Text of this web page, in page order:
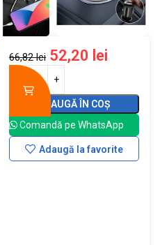
66,82lei 52,20 lei
ADAUGĂ ÎN COȘ
Comandă pe WhatsApp
Adaugă la favorite